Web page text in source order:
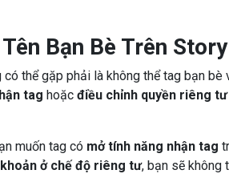
Bạn Bè Trên Story
thể gặp phải là không thể tag bạn
tag hoặc điều chỉnh quyền riêng tư
muốn tag có mở tính năng nhận tag
ở chế độ riêng tư, bạn sẽ không